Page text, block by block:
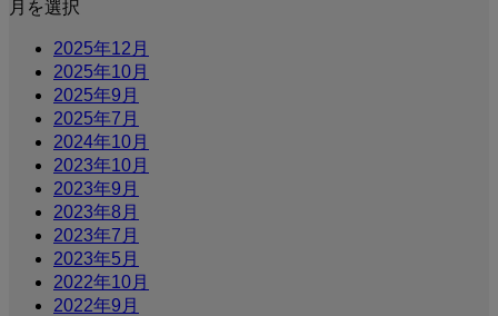
月を選択
2025年12月
2025年10月
2025年9月
2025年7月
2024年10月
2023年10月
2023年9月
2023年8月
2023年7月
2023年5月
2022年10月
2022年9月